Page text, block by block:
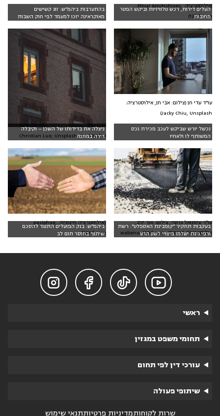
העלים דירות, רכש טלוויזיות וביקש הפטר
מחובות
(אילוסטרציה: Elnur Amikishiyev,
123rf.com)
בהתערבות ביהמ״ש: זוג קשישים
מאוקראינה יזכו למעמד לפי חוק השבות
נכשל יורש שביקש לעכב מכירת נכס
המשותף לו ולאחיו
עו״ד עדי חן (צילום: אבי חן, אילוסטרציה:
Jacky Chiu, Unsplash)
ניצלה את בדידותו של השכן – וקיבלה
דירה במתנה
אילוסטרציה: Christian Lue, Unsplash
בעקבות תחקיר "קומבינת האספלט": רשת
ורפי גינת ישלמו פיצויי לשון הרע
עו"ד עימנואל גרופי, צילום: אור יניב,
אילוסטרציה חיצונית: wabeno, 123rf.com
ביהמ"ש: בנק הפועלים התנגד להסכם
שיתוף בחוסר תום לב
[אילוסטרציה חיצונית: pasiphae,
123rf.com]




ראשי
תחומי משפט במגזין
עורכי דין לפי תחום
שיתופי פעולה
שרות לקוחותמדיניות פרטיותתנאי שימוש